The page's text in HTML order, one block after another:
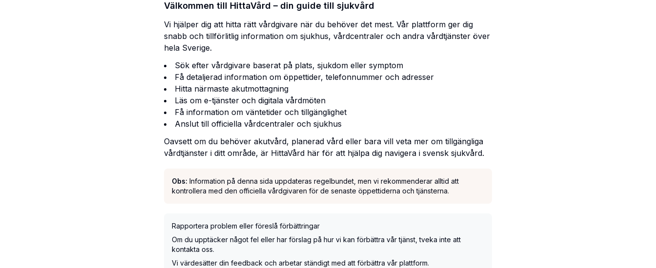
Välkommen till HittaVård – din guide till sjukvård
Vi hjälper dig att hitta rätt vårdgivare när du behöver det mest. Vår plattform ger dig
snabb och tillförlitlig information om sjukhus, vårdcentraler och andra vårdtjänster över
hela Sverige.
Sök efter vårdgivare baserat på plats, sjukdom eller symptom
Få detaljerad information om öppettider, telefonnummer och adresser
Hitta närmaste akutmottagning
Läs om e-tjänster och digitala vårdmöten
Få information om väntetider och tillgänglighet
Anslut till officiella vårdcentraler och sjukhus
Oavsett om du behöver akutvård, planerad vård eller bara vill veta mer om tillgängliga
vårdtjänster i ditt område, är HittaVård här för att hjälpa dig navigera i svensk sjukvård.
Obs: Information på denna sida uppdateras regelbundet, men vi rekommenderar alltid att
kontrollera med den officiella vårdgivaren för de senaste öppettiderna och tjänsterna.
Rapportera problem eller föreslå förbättringar
Om du upptäcker något fel eller har förslag på hur vi kan förbättra vår tjänst, tveka inte att
kontakta oss.
Vi värdesätter din feedback och arbetar ständigt med att förbättra vår plattform.